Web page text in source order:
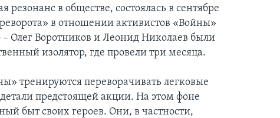
резонанс в обществе, состоялась в сентябре
в отношении активистов «Войны»
– Олег Воротников и Леонид Николаев были
изолятор, где провели три месяца.
тренируются переворачивать легковые
предстоящей акции. На этом фоне
быт своих героев. Они, в частности,